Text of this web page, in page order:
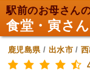
駅前のお母さん
食堂・寅さん
鹿児島県/ 出水市/